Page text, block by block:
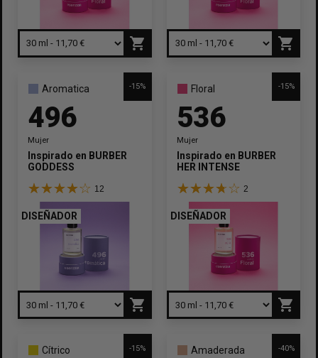
shopping_cart shopping_cart
Aromatica
496
Mujer
Inspirado en BURBERRY
GODDESS
12
-15%
DISEÑADOR
shopping_cart
Floral
536
Mujer
Inspirado en BURBERRY
HER INTENSE
2
-15%
DISEÑADOR
shopping_cart
Cítrico -15% Amaderada -40%